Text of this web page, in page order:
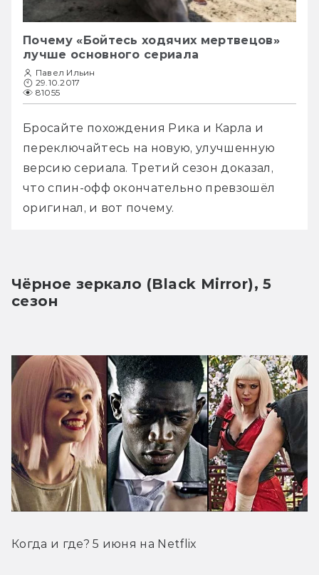
Почему «Бойтесь ходячих мертвецов»
лучше основного сериала
Павел Ильин
29.10.2017
81055
Бросайте похождения Рика и Карла и
переключайтесь на новую, улучшенную
версию сериала. Третий сезон доказал,
что спин-офф окончательно превзошёл
оригинал, и вот почему.
Чёрное зеркало (Black Mirror), 5
сезон
Когда и где? 5 июня на Netflix